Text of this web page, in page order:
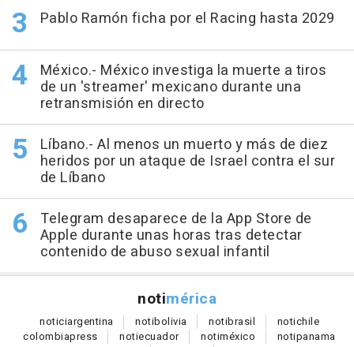
Pablo Ramón ficha por el Racing hasta 2029
México.- México investiga la muerte a tiros
de un 'streamer' mexicano durante una
retransmisión en directo
Líbano.- Al menos un muerto y más de diez
heridos por un ataque de Israel contra el sur
de Líbano
Telegram desaparece de la App Store de
Apple durante unas horas tras detectar
contenido de abuso sexual infantil
notimérica
noticiargentina notibolivia notibrasil notichile
colombiapress notiecuador notiméxico notipanama